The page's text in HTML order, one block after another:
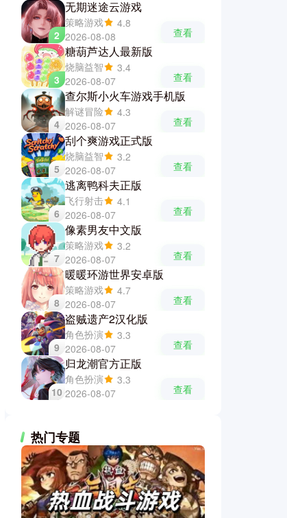
2
无期迷途云游戏
策略游戏
4.8
2026-08-08
查看
3
糖葫芦达人最新版
烧脑益智
3.4
2026-08-07
查看
4
查尔斯小火车游戏手机版
解谜冒险
4.3
2026-08-07
查看
5
刮个爽游戏正式版
烧脑益智
3.2
2026-08-07
查看
6
逃离鸭科夫正版
飞行射击
4.1
2026-08-07
查看
7
像素男友中文版
策略游戏
3.2
2026-08-07
查看
8
暖暖环游世界安卓版
策略游戏
4.7
2026-08-07
查看
9
盗贼遗产2汉化版
角色扮演
3.3
2026-08-07
查看
10
归龙潮官方正版
角色扮演
3.3
2026-08-07
查看
热门专题